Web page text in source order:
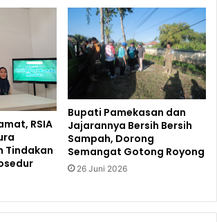
RSIA
Tindakan
Bupati Pamekasan dan
Jajarannya Bersih Bersih
Sampah, Dorong
Semangat Gotong Royong
26 Juni 2026